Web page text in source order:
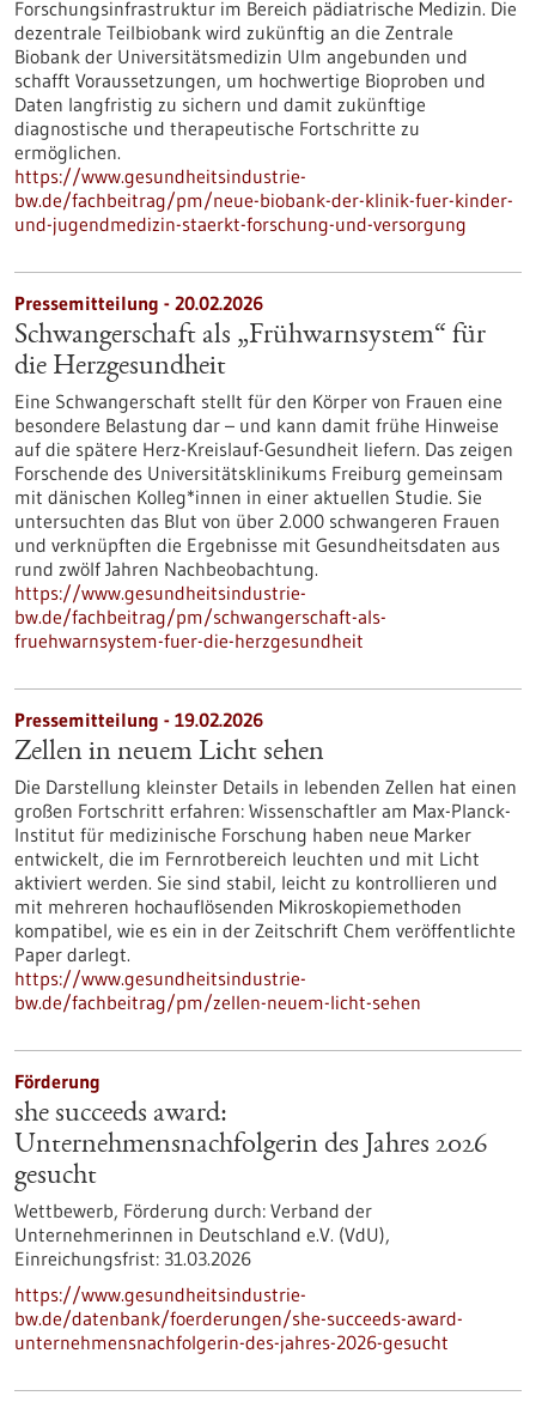
Forschungsinfrastruktur im Bereich pädiatrische Medizin. Die
dezentrale Teilbiobank wird zukünftig an die Zentrale
Biobank der Universitätsmedizin Ulm angebunden und
schafft Voraussetzungen, um hochwertige Bioproben und
Daten langfristig zu sichern und damit zukünftige
diagnostische und therapeutische Fortschritte zu
ermöglichen.
https://www.gesundheitsindustrie-
bw.de/fachbeitrag/pm/neue-biobank-der-klinik-fuer-kinder-
und-jugendmedizin-staerkt-forschung-und-versorgung
Pressemitteilung - 20.02.2026
Schwangerschaft als „Frühwarnsystem“ für
die Herzgesundheit
Eine Schwangerschaft stellt für den Körper von Frauen eine
besondere Belastung dar – und kann damit frühe Hinweise
auf die spätere Herz-Kreislauf-Gesundheit liefern. Das zeigen
Forschende des Universitätsklinikums Freiburg gemeinsam
mit dänischen Kolleg*innen in einer aktuellen Studie. Sie
untersuchten das Blut von über 2.000 schwangeren Frauen
und verknüpften die Ergebnisse mit Gesundheitsdaten aus
rund zwölf Jahren Nachbeobachtung.
https://www.gesundheitsindustrie-
bw.de/fachbeitrag/pm/schwangerschaft-als-
fruehwarnsystem-fuer-die-herzgesundheit
Pressemitteilung - 19.02.2026
Zellen in neuem Licht sehen
Die Darstellung kleinster Details in lebenden Zellen hat einen
großen Fortschritt erfahren: Wissenschaftler am Max-Planck-
Institut für medizinische Forschung haben neue Marker
entwickelt, die im Fernrotbereich leuchten und mit Licht
aktiviert werden. Sie sind stabil, leicht zu kontrollieren und
mit mehreren hochauflösenden Mikroskopiemethoden
kompatibel, wie es ein in der Zeitschrift Chem veröffentlichte
Paper darlegt.
https://www.gesundheitsindustrie-
bw.de/fachbeitrag/pm/zellen-neuem-licht-sehen
Förderung
she succeeds award:
Unternehmensnachfolgerin des Jahres 2026
gesucht
Wettbewerb, Förderung durch: Verband der
Unternehmerinnen in Deutschland e.V. (VdU),
Einreichungsfrist: 31.03.2026
https://www.gesundheitsindustrie-
bw.de/datenbank/foerderungen/she-succeeds-award-
unternehmensnachfolgerin-des-jahres-2026-gesucht